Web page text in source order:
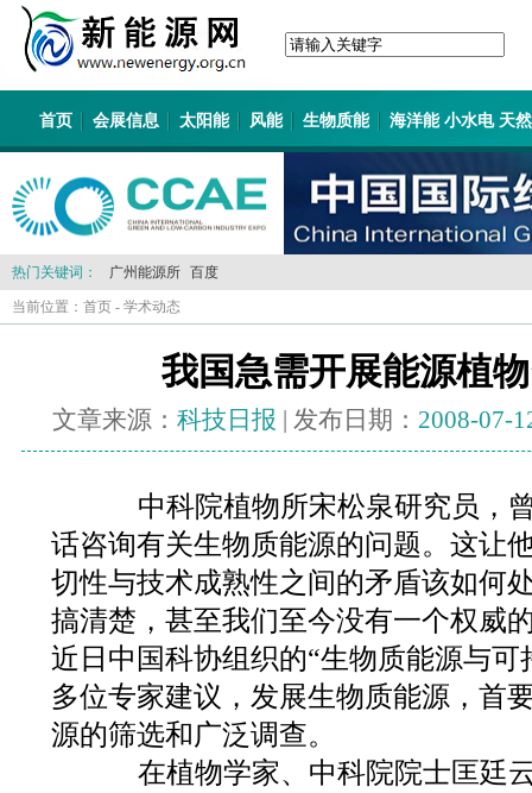
首页 会展信息 太阳能 风能 生物质能 海洋能 小水电 天
热门关键词： 广州能源所 百度
当前位置： 首页 - 学术动态
我国急需开展能源植
文章来源： 科技日报 | 发布日期： 2008-07-
中科院植物所宋松泉研究员，
话咨询有关生物质能源的问题。这让
切性与技术成熟性之间的矛盾该如何
搞清楚，甚至我们至今没有一个权威
近日中国科协组织的“生物质能源与
多位专家建议，发展生物质能源，首
源的筛选和广泛调查。
在植物学家、中科院院士匡廷